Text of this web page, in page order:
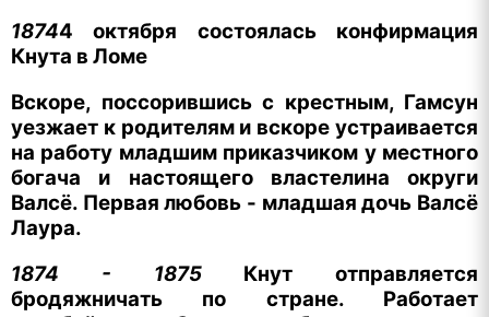
18744 октября состоялась конфирмация
Кнута в Ломе
Вскоре, поссорившись с крестным, Гамсун
уезжает к родителям и вскоре устраивается
на работу младшим приказчиком у местного
богача и настоящего властелина округи
Валсё. Первая любовь - младшая дочь Валсё
Лаура.
1874 - 1875 Кнут отправляется
бродяжничать по стране. Работает